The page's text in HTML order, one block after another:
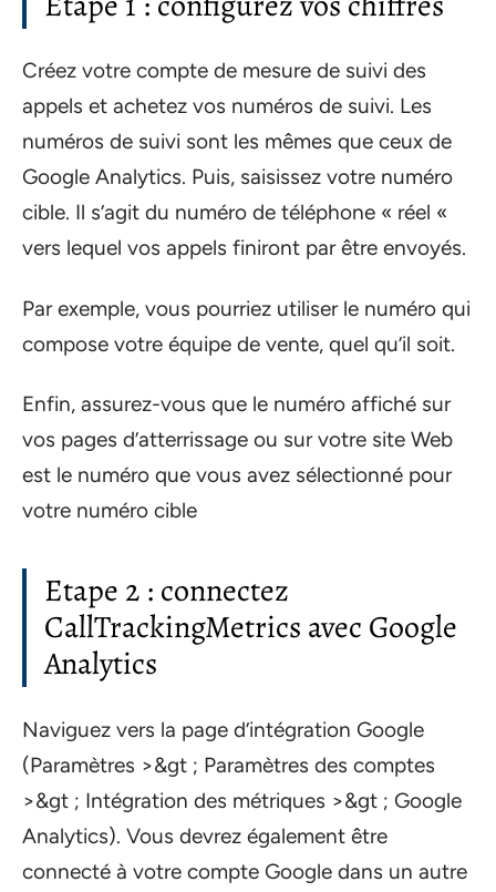
Créez votre compte de mesure de suivi des
appels et achetez vos numéros de suivi. Les
numéros de suivi sont les mêmes que ceux de
Google Analytics. Puis, saisissez votre numéro
cible. Il s’agit du numéro de téléphone « réel «
vers lequel vos appels finiront par être envoyés.
Par exemple, vous pourriez utiliser le numéro qui
compose votre équipe de vente, quel qu’il soit.
Enfin, assurez-vous que le numéro affiché sur
vos pages d’atterrissage ou sur votre site Web
est le numéro que vous avez sélectionné pour
votre numéro cible
Etape 2 : connectez
CallTrackingMetrics avec Google
Analytics
Naviguez vers la page d’intégration Google
(Paramètres >&gt ; Paramètres des comptes
>&gt ; Intégration des métriques >&gt ; Google
Analytics). Vous devrez également être
connecté à votre compte Google dans un autre